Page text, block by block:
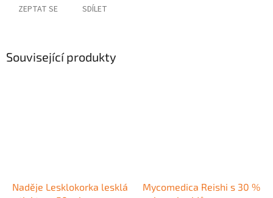
ZEPTAT SE SDÍLET
Související produkty
Naděje Lesklokorka lesklá
Mycomedica Reishi s 30 %